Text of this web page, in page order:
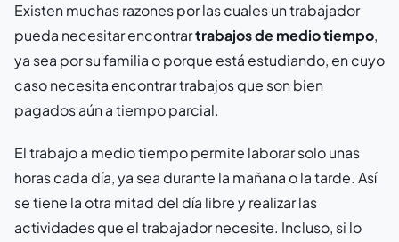
Existen muchas razones por las cuales un trabajador
pueda necesitar encontrartrabajos de medio tiempo,
ya sea por su familia o porque está estudiando, en cuyo
caso necesita encontrar trabajos que son bien
pagados aún a tiempo parcial.
El trabajo a medio tiempo permite laborar solo unas
horas cada día, ya sea durante la mañana o la tarde. Así
se tiene la otra mitad del día libre y realizar las
actividades que el trabajador necesite. Incluso, si lo